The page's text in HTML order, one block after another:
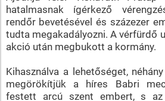
hatalmasnak ígérkező
rendőr bevetésével és százezer
tudta megakadályozni. A vérfürdő
akció után megbukott a kormány.
Kihasználva a lehetőséget,
megörökítjük a híres Babri
festett arcú szent embert, s az